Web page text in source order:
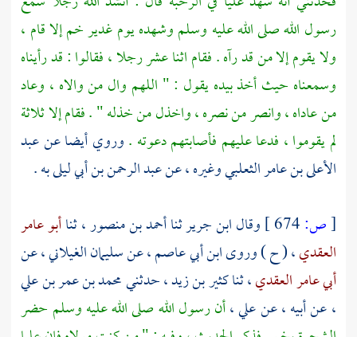
رسول الله صلى الله عليه وسلم وشهده يومغدير خمإلا قام ،
ولا يقوم إلا من قد رآه . فقام اثنا عشر رجلا ، فقالوا : قد رأيناه
وسمعناه حيث أخذ بيده يقول : " اللهم وال من والاه ، وعاد
من عاداه ، وانصر من نصره ، واخذل من خذله " . فقام إلا ثلاثة
لم يقوموا ، فدعا عليهم فأصابتهم دعوته .وروي أيضا عنعبد
الأعلى بن عامر الثعلبيوغيره ، عنعبد الرحمن بن أبي ليلىبه .
[ص: وقالابن جريرثناأحمد بن منصور، ثناأبو عامر
العقدي، ( ح ) وروىابن أبي عاصم، عنسليمان الغيلاني، عن
أبي عامر العقدي، ثناكثير بن زيد، حدثنيمحمد بن عمر بن علي
، عن أبيه ، عنعلي،أن رسول الله صلى الله عليه وسلم حضر